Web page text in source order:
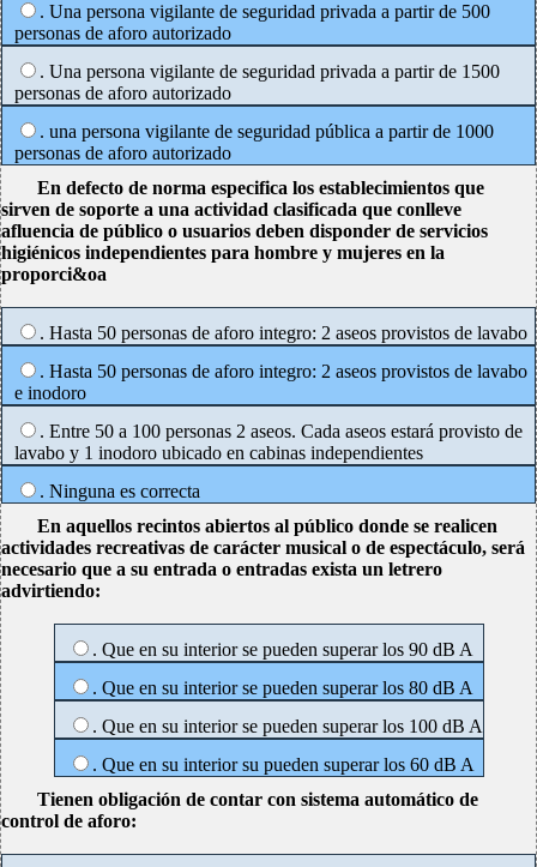
. Una persona vigilante de seguridad privada a partir de 500
personas de aforo autorizado
. Una persona vigilante de seguridad privada a partir de 1500
personas de aforo autorizado
. una persona vigilante de seguridad pública a partir de 1000
personas de aforo autorizado
En defecto de norma especifica los establecimientos que
sirven de soporte a una actividad clasificada que conlleve
afluencia de público o usuarios deben disponder de servicios
higiénicos independientes para hombre y mujeres en la
proporci&oa
. Hasta 50 personas de aforo integro: 2 aseos provistos de lavabo
. Hasta 50 personas de aforo integro: 2 aseos provistos de lavabo
e inodoro
. Entre 50 a 100 personas 2 aseos. Cada aseos estará provisto de
lavabo y 1 inodoro ubicado en cabinas independientes
. Ninguna es correcta
En aquellos recintos abiertos al público donde se realicen
actividades recreativas de carácter musical o de espectáculo, será
necesario que a su entrada o entradas exista un letrero
advirtiendo:
. Que en su interior se pueden superar los 90 dB A
. Que en su interior se pueden superar los 80 dB A
. Que en su interior se pueden superar los 100 dB A
. Que en su interior su pueden superar los 60 dB A
Tienen obligación de contar con sistema automático de
control de aforo: